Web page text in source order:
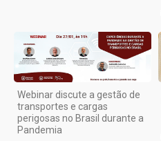
Webinar discute a gestão de
transportes e cargas
perigosas no Brasil durante a
Pandemia